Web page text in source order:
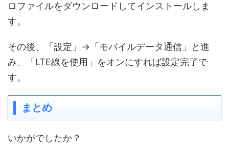
ロファイルをダウンロードしてインストールしま
す。
その後、「設定」→「モバイルデータ通信」と進
み、「LTE線を使用」をオンにすれば設定完了で
す。
まとめ
いかがでしたか？